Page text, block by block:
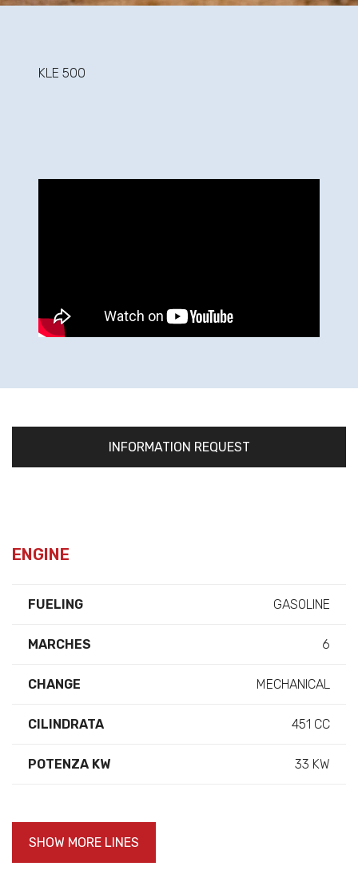
KLE 500
INFORMATION REQUEST
ENGINE
FUELING GASOLINE
MARCHES 6
CHANGE MECHANICAL
CILINDRATA 451 CC
POTENZA KW 33 KW
SHOW MORE LINES